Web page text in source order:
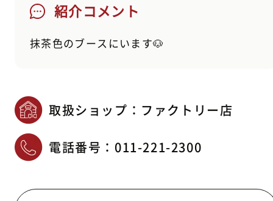
紹介コメント
抹茶色のブースにいます🐶
取扱ショップ：ファクトリー店
電話番号： 011-221-2300